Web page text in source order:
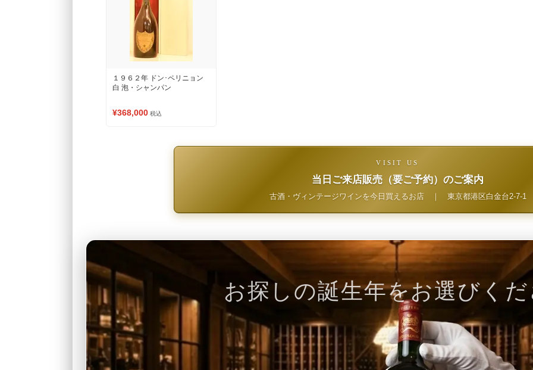
１９６２年 ドン･ペリニョン
白 泡・シャンパン
¥368,000 税込
VISIT US
当日ご来店販売（要ご予約）のご案内
古酒・ヴィンテージワインを今日買えるお店｜ 東京都港区白金台2-7-1
お探しの誕生年をお選びく